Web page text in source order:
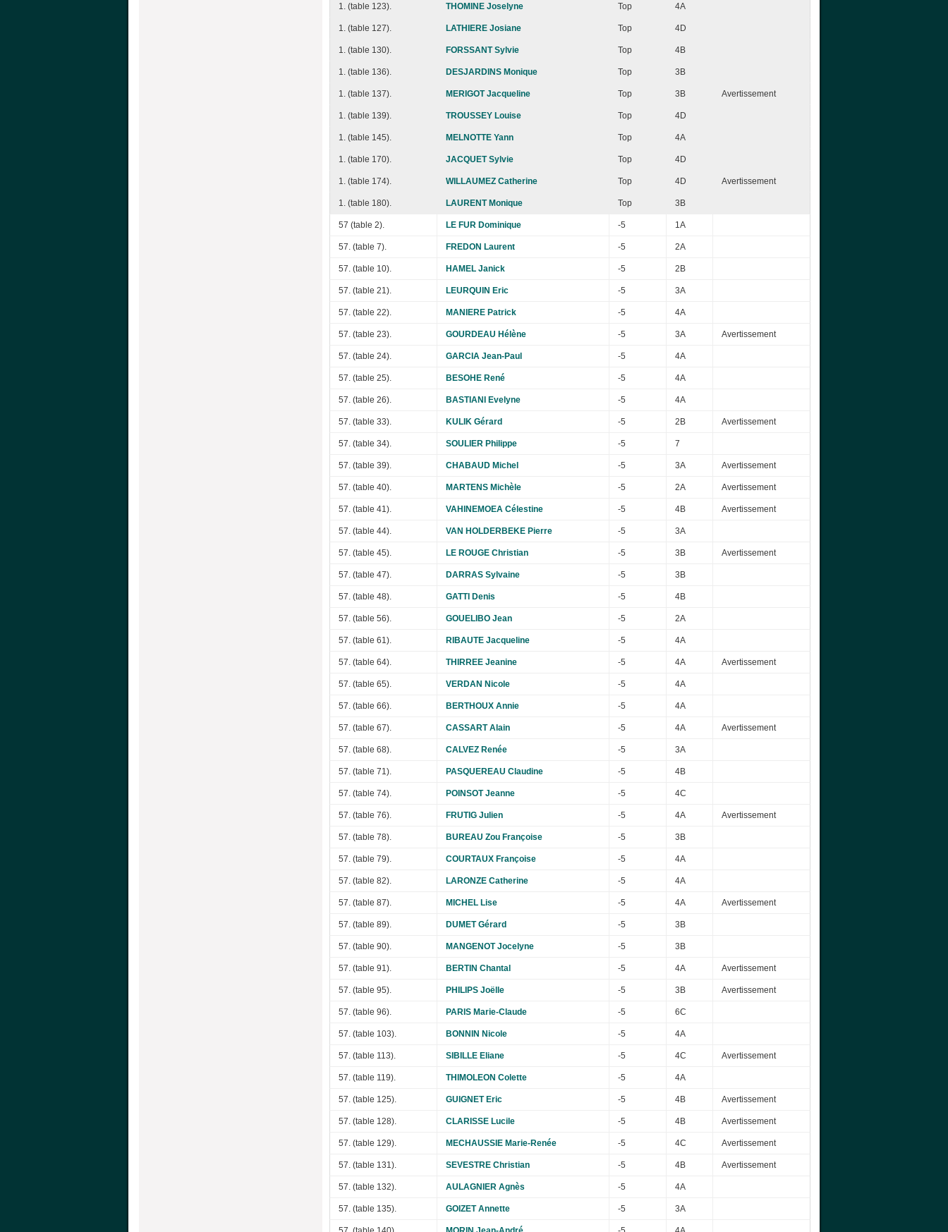
1. (table 123). THOMINE Joselyne Top 4A
1. (table 127). LATHIERE Josiane Top 4D
1. (table 130). FORSSANT Sylvie Top 4B
1. (table 136). DESJARDINS Monique Top 3B
1. (table 137). MERIGOT Jacqueline Top 3B Avertissement
1. (table 139). TROUSSEY Louise Top 4D
1. (table 145). MELNOTTE Yann Top 4A
1. (table 170). JACQUET Sylvie Top 4D
1. (table 174). WILLAUMEZ Catherine Top 4D Avertissement
1. (table 180). LAURENT Monique Top 3B
57 (table 2). LE FUR Dominique -5 1A
57. (table 7). FREDON Laurent -5 2A
57. (table 10). HAMEL Janick -5 2B
57. (table 21). LEURQUIN Eric -5 3A
57. (table 22). MANIERE Patrick -5 4A
57. (table 23). GOURDEAU Hélène -5 3A Avertissement
57. (table 24). GARCIA Jean-Paul -5 4A
57. (table 25). BESOHE René -5 4A
57. (table 26). BASTIANI Evelyne -5 4A
57. (table 33). KULIK Gérard -5 2B Avertissement
57. (table 34). SOULIER Philippe -5 7
57. (table 39). CHABAUD Michel -5 3A Avertissement
57. (table 40). MARTENS Michèle -5 2A Avertissement
57. (table 41). VAHINEMOEA Célestine -5 4B Avertissement
57. (table 44). VAN HOLDERBEKE Pierre -5 3A
57. (table 45). LE ROUGE Christian -5 3B Avertissement
57. (table 47). DARRAS Sylvaine -5 3B
57. (table 48). GATTI Denis -5 4B
57. (table 56). GOUELIBO Jean -5 2A
57. (table 61). RIBAUTE Jacqueline -5 4A
57. (table 64). THIRREE Jeanine -5 4A Avertissement
57. (table 65). VERDAN Nicole -5 4A
57. (table 66). BERTHOUX Annie -5 4A
57. (table 67). CASSART Alain -5 4A Avertissement
57. (table 68). CALVEZ Renée -5 3A
57. (table 71). PASQUEREAU Claudine -5 4B
57. (table 74). POINSOT Jeanne -5 4C
57. (table 76). FRUTIG Julien -5 4A Avertissement
57. (table 78). BUREAU Zou Françoise -5 3B
57. (table 79). COURTAUX Françoise -5 4A
57. (table 82). LARONZE Catherine -5 4A
57. (table 87). MICHEL Lise -5 4A Avertissement
57. (table 89). DUMET Gérard -5 3B
57. (table 90). MANGENOT Jocelyne -5 3B
57. (table 91). BERTIN Chantal -5 4A Avertissement
57. (table 95). PHILIPS Joëlle -5 3B Avertissement
57. (table 96). PARIS Marie-Claude -5 6C
57. (table 103). BONNIN Nicole -5 4A
57. (table 113). SIBILLE Eliane -5 4C Avertissement
57. (table 119). THIMOLEON Colette -5 4A
57. (table 125). GUIGNET Eric -5 4B Avertissement
57. (table 128). CLARISSE Lucile -5 4B Avertissement
57. (table 129). MECHAUSSIE Marie-Renée -5 4C Avertissement
57. (table 131). SEVESTRE Christian -5 4B Avertissement
57. (table 132). AULAGNIER Agnès -5 4A
57. (table 135). GOIZET Annette -5 3A